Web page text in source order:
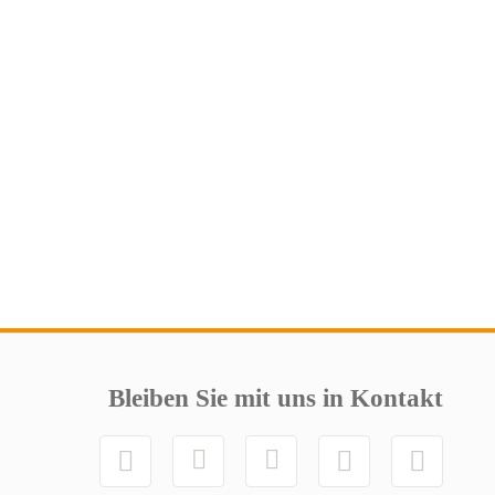
Bleiben Sie mit uns in Kontakt
    